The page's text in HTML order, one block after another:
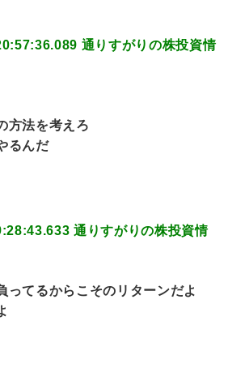
通りすがりの株投資情
方法を考えろ
るんだ
通りすがりの株投資情
ってるからこそのリターンだよ